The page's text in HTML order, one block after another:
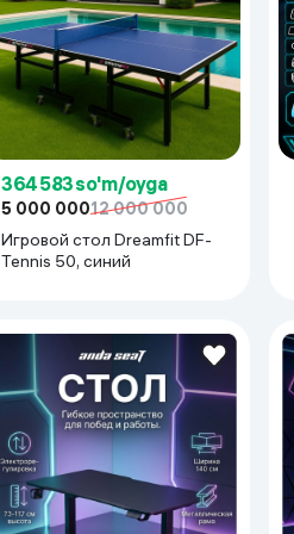
364 583 so'm/oyga
5 000 00012 000 000
Игровой стол Dreamfit DF-
Tennis 50, синий